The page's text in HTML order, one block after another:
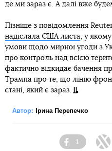
де ми зараз є. А далі вже
Пізніше з повідомлення
надіслала США листа, у
умови щодо мирної угоди з
про контроль над всією
фактично відкидає бачення
Трампа про те, що лінію
стані, який є зараз.
Автор: Ірина Перепечко
Facebook
1